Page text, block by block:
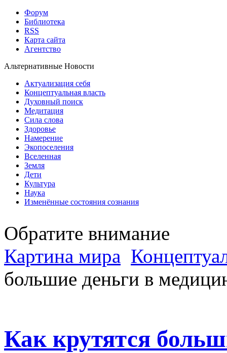
Форум
Библиотека
RSS
Карта сайта
Агентство
Альтернативные Новости
Актуализация себя
Концептуальная власть
Духовный поиск
Медитация
Сила слова
Здоровье
Намерение
Экопоселения
Вселенная
Земля
Дети
Культура
Наука
Изменённые состояния сознания
Обратите внимание
Картина мира
большие деньги в
Как крутятся